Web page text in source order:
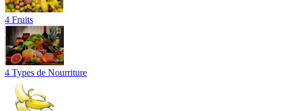
4 Fruits
4 Types de Nourriture